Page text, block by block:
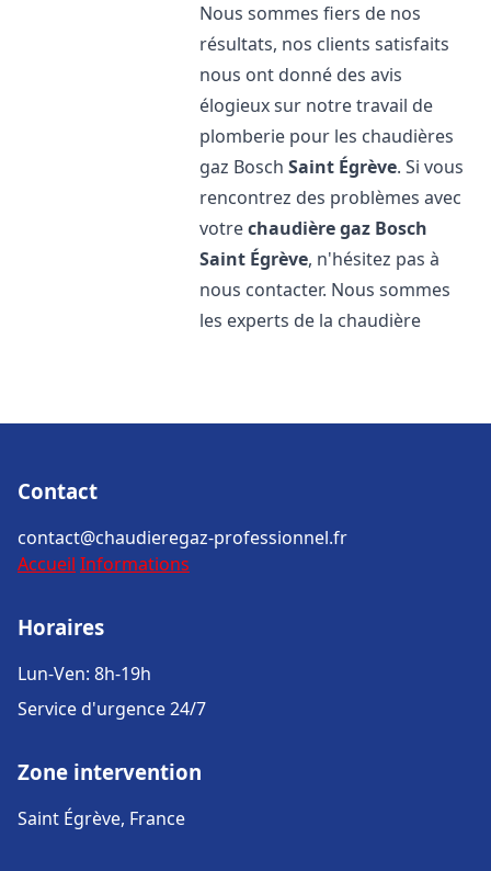
Nous sommes fiers de nos
résultats, nos clients satisfaits
nous ont donné des avis
élogieux sur notre travail de
plomberie pour les chaudières
gaz BoschSaint Égrève. Si vous
rencontrez des problèmes avec
votrechaudière gaz Bosch
Saint Égrève, n'hésitez pas à
nous contacter. Nous sommes
les experts de la chaudière
Contact
contact@chaudieregaz-professionnel.fr
Accueil Informations
Horaires
Lun-Ven: 8h-19h
Service d'urgence 24/7
Zone intervention
Saint Égrève, France